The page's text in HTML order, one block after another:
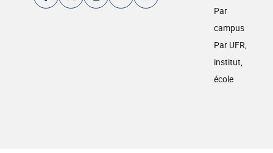
Par
campus
Par UFR,
institut,
école